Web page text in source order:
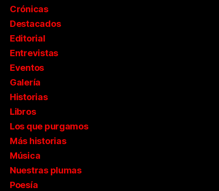
Crónicas
Destacados
Editorial
Entrevistas
Eventos
Galería
Historias
Libros
Los que purgamos
Más historias
Música
Nuestras plumas
Poesía